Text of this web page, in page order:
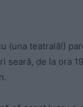
(una teatrală!)
seară, de la ora